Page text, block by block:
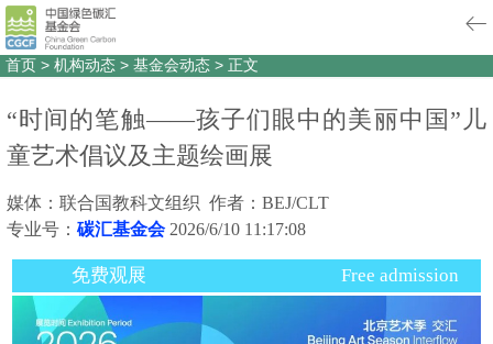
首页 > 机构动态 > 基金会动态 > 正文
“时间的笔触——孩子们眼中的美丽中国”儿
童艺术倡议及主题绘画展
媒体：联合国教科文组织 作者：BEJ/CLT
专业号： 碳汇基金会 2026/6/10 11:17:08
免费观展 Free admission